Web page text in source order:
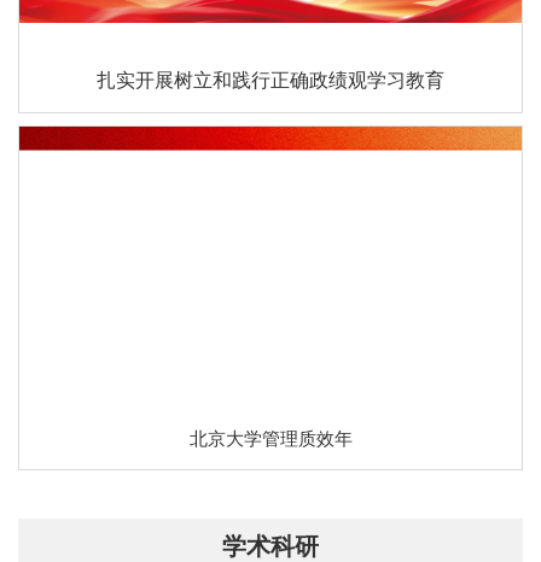
扎实开展树立和践行正确政绩观学习教育
北京大学管理质效年
学术科研